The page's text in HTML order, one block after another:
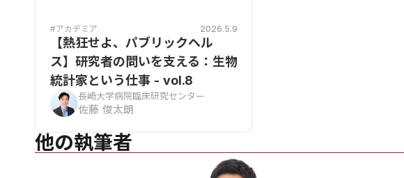
#アカデミア 2026.5.9
【熱狂せよ、パブリックヘル
ス】研究者の問いを支える：生物
統計家という仕事 - vol.8
長崎大学病院臨床研究センター
佐藤 俊太朗
他の執筆者